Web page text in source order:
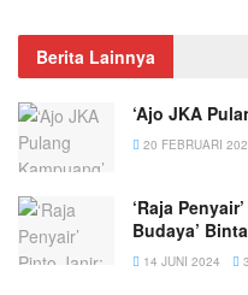
Berita Lainnya
‘Ajo JKA
20 FEBRUARI
‘Raja
Budaya’
14 JUNI 2024